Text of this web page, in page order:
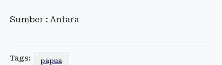
Sumber : Antara
Tags: papua